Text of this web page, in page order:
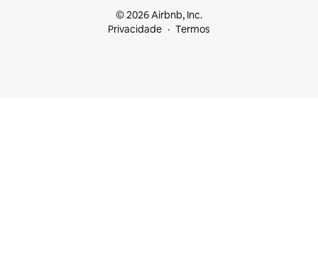
© 2026 Airbnb, Inc.
Privacidade
Termos